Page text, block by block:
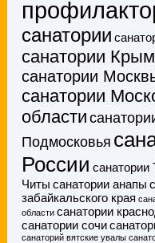
санатории
санатории
санатории
санатории
области
Подмосковья
России санатории
Читы санатории анапы
забайкальского края
области санатории
санатории сочи
санаторий вятские увалы